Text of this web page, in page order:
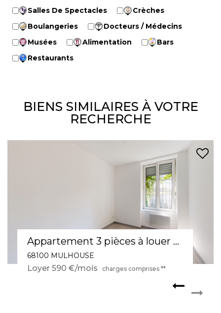
Salles De Spectacles
Crèches
Boulangeries
Docteurs / Médecins
Musées
Alimentation
Bars
Restaurants
BIENS SIMILAIRES À VOTRE
RECHERCHE
Appartement 3 pièces à louer en rez-de-chaussée à Mulhouse - Réf 566
68100 MULHOUSE
Loyer 590 €/mois charges comprises **